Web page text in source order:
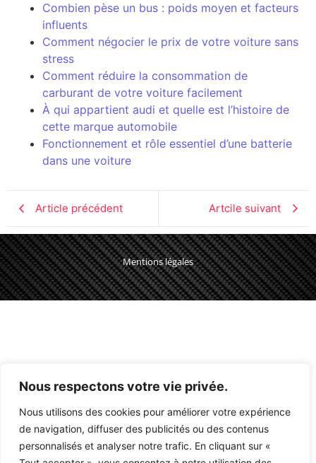
Nous respectons votre vie privée.
Nous utilisons des cookies pour améliorer votre expérience
de navigation, diffuser des publicités ou des contenus
personnalisés et analyser notre trafic. En cliquant sur «
Combien pèse un bus : poids moyen et facteurs
influents
Comment négocier le prix de votre voiture sans
stress
Comment réduire la consommation de
carburant de votre voiture facilement
À qui appartient audi et quelle est l’histoire de
cette marque automobile
Fonctionnement et rôle essentiel d’une batterie
dans une voiture
Article précédent Artcile suivant
Mentions légales